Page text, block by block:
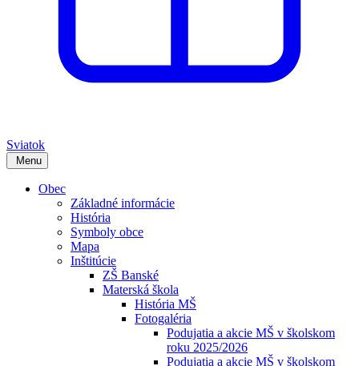
Sviatok
Menu
Obec
Základné informácie
História
Symboly obce
Mapa
Inštitúcie
ZŠ Banské
Materská škola
História MŠ
Fotogaléria
Podujatia a akcie MŠ v školskom
roku 2025/2026
Podujatia a akcie MŠ v školskom